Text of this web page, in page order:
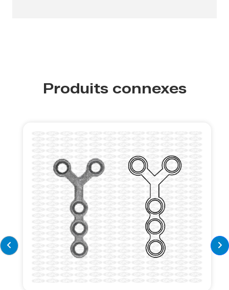
Produits connexes